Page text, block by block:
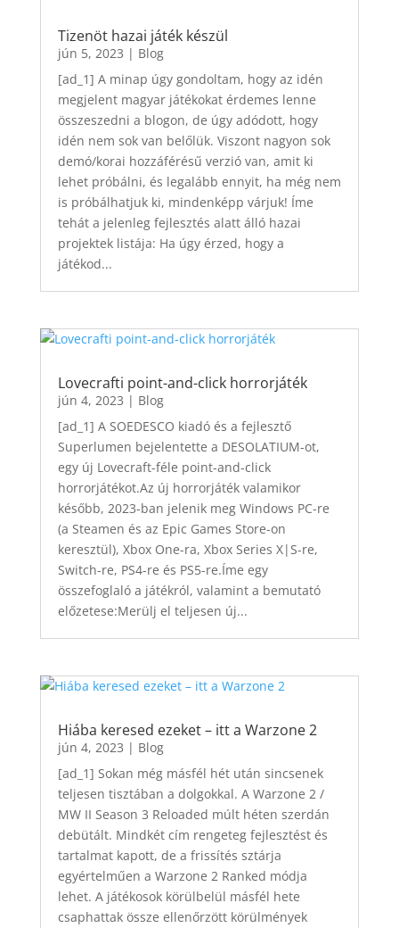
Tizenöt hazai játék készül
jún 5, 2023 | Blog
[ad_1] A minap úgy gondoltam, hogy az idén
megjelent magyar játékokat érdemes lenne
összeszedni a blogon, de úgy adódott, hogy
idén nem sok van belőlük. Viszont nagyon sok
demó/korai hozzáférésű verzió van, amit ki
lehet próbálni, és legalább ennyit, ha még nem
is próbálhatjuk ki, mindenképp várjuk! Íme
tehát a jelenleg fejlesztés alatt álló hazai
projektek listája: Ha úgy érzed, hogy a
játékod...
Lovecrafti point-and-click horrorjáték
jún 4, 2023 | Blog
[ad_1] A SOEDESCO kiadó és a fejlesztő
Superlumen bejelentette a DESOLATIUM-ot,
egy új Lovecraft-féle point-and-click
horrorjátékot.Az új horrorjáték valamikor
később, 2023-ban jelenik meg Windows PC-re
(a Steamen és az Epic Games Store-on
keresztül), Xbox One-ra, Xbox Series X|S-re,
Switch-re, PS4-re és PS5-re.Íme egy
összefoglaló a játékról, valamint a bemutató
előzetese:Merülj el teljesen új...
Hiába keresed ezeket – itt a Warzone 2
jún 4, 2023 | Blog
[ad_1] Sokan még másfél hét után sincsenek
teljesen tisztában a dolgokkal. A Warzone 2 /
MW II Season 3 Reloaded múlt héten szerdán
debütált. Mindkét cím rengeteg fejlesztést és
tartalmat kapott, de a frissítés sztárja
egyértelműen a Warzone 2 Ranked módja
lehet. A játékosok körülbelül másfél hete
csaphattak össze ellenőrzött körülmények